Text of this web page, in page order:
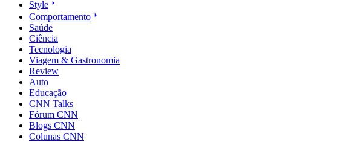
Style
Comportamento
Saúde
Ciência
Tecnologia
Viagem & Gastronomia
Review
Auto
Educação
CNN Talks
Fórum CNN
Blogs CNN
Colunas CNN